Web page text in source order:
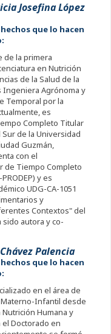
Josefina López
que lo hacen
de la primera
en Nutrición
de la Salud de la
Ingeniera Agrónoma y
Temporal por la
es
Completo Titular
de la Universidad
Guzmán,
con el
de Tiempo Completo
y es
UDG-CA-1051
y
Contextos" del
sido autora y co-
Palencia
que lo hacen
en el área de
Infantil desde
Humana y
Doctorado en